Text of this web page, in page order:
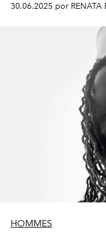
30.06.2025 por RENATA
HOMMES